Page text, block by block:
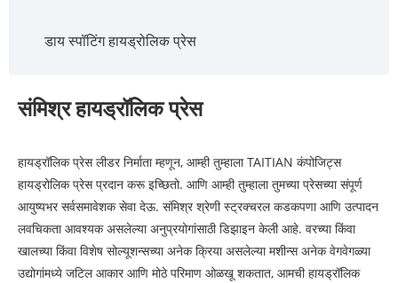
डाय स्पॉटिंग हायड्रोलिक प्रेस
संमिश्र हायड्रॉलिक प्रेस
हायड्रॉलिक प्रेस लीडर निर्माता म्हणून, आम्ही तुम्हाला TAITIAN कंपोजिट्स
हायड्रोलिक प्रेस प्रदान करू इच्छितो. आणि आम्ही तुम्हाला तुमच्या प्रेसच्या संपूर्ण
आयुष्यभर सर्वसमावेशक सेवा देऊ. संमिश्र श्रेणी स्ट्रक्चरल कडकपणा आणि उत्पादन
लवचिकता आवश्यक असलेल्या अनुप्रयोगांसाठी डिझाइन केली आहे. वरच्या किंवा
खालच्या किंवा विशेष सोल्यूशन्सच्या अनेक क्रिया असलेल्या मशीन्स अनेक वेगवेगळ्या
उद्योगांमध्ये जटिल आकार आणि मोठे परिमाण ओळखू शकतात, आमची हायड्रॉलिक